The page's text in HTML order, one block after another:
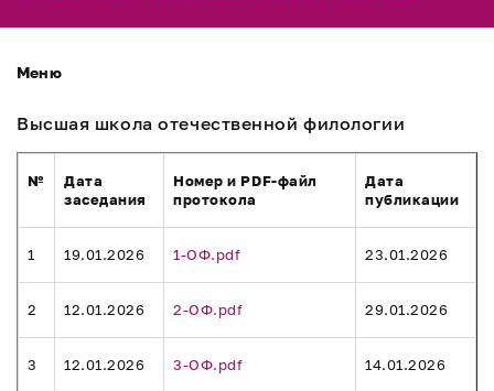
Меню
Высшая школа отечественной филологии
№
Дата
заседания
Номер и PDF-файл
протокола
Дата
публикации
1 19.01.2026 1-ОФ.pdf 23.01.2026
2 12.01.2026 2-ОФ.pdf 29.01.2026
3 12.01.2026 3-ОФ.pdf 14.01.2026